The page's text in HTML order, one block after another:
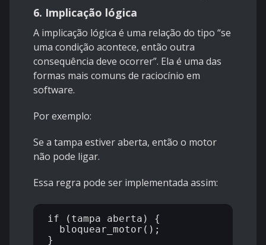
6. Implicação lógica
A implicação lógica é uma relação do tipo “se
uma condição acontece, então outra
consequência deve ocorrer”. Ela é uma das
formas mais comuns de raciocínio em
software.
Por exemplo:
Se a tampa estiver aberta, então o motor
não pode ligar.
Essa regra pode ser implementada assim:
if (tampa_aberta) {